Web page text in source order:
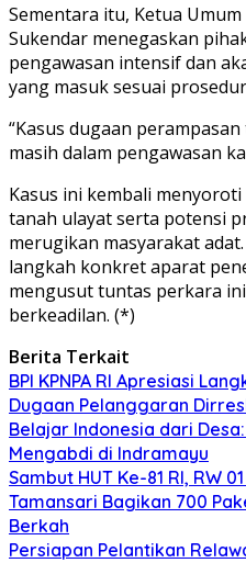
Sementara itu, Ketua Umum
Sukendar menegaskan
pengawasan intensif dan
yang masuk sesuai
“Kasus dugaan
masih dalam pengawasan
Kasus ini kembali
tanah ulayat serta potensi
merugikan masyarakat
langkah konkret aparat
mengusut tuntas perkara
berkeadilan. (*)
Berita Terkait
BPI KPNPA RI Apresiasi
Dugaan Pelanggaran
Belajar Indonesia dari
Mengabdi di Indramayu
Sambut HUT Ke-81 RI, RW
Tamansari Bagikan 700
Berkah
Persiapan Pelantikan